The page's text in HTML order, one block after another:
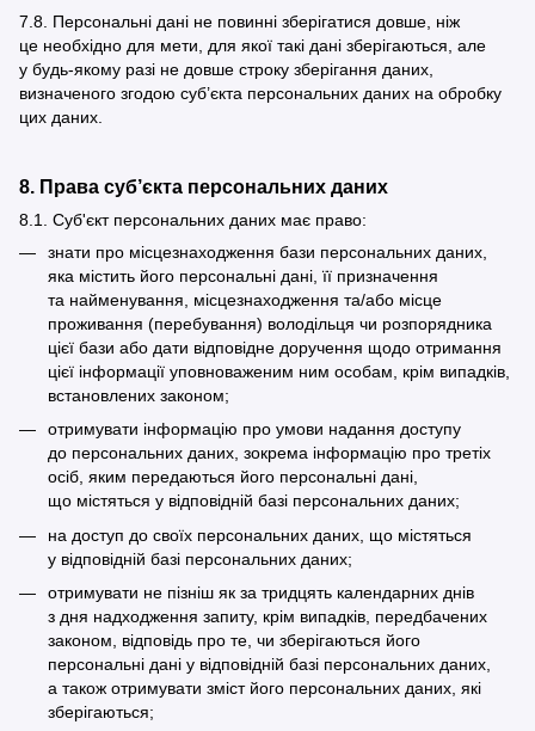
7.8. Персональні дані не повинні зберігатися довше, ніж
це необхідно для мети, для якої такі дані зберігаються, але
у будь-якому разі не довше строку зберігання даних,
визначеного згодою суб’єкта персональних даних на обробку
цих даних.
8. Права суб’єкта персональних даних
8.1. Суб'єкт персональних даних має право:
знати про місцезнаходження бази персональних даних,
яка містить його персональні дані, її призначення
та найменування, місцезнаходження та/або місце
проживання (перебування) володільця чи розпорядника
цієї бази або дати відповідне доручення щодо отримання
цієї інформації уповноваженим ним особам, крім випадків,
встановлених законом;
отримувати інформацію про умови надання доступу
до персональних даних, зокрема інформацію про третіх
осіб, яким передаються його персональні дані,
що містяться у відповідній базі персональних даних;
на доступ до своїх персональних даних, що містяться
у відповідній базі персональних даних;
отримувати не пізніш як за тридцять календарних днів
з дня надходження запиту, крім випадків, передбачених
законом, відповідь про те, чи зберігаються його
персональні дані у відповідній базі персональних даних,
а також отримувати зміст його персональних даних, які
зберігаються;